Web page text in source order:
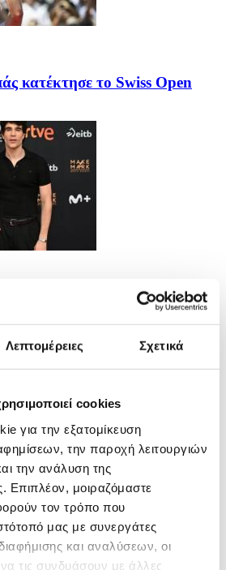
Λεπτομέρειες Σχετικά
cookies
για την εξατομίκευση
την παροχή λειτουργιών
την ανάλυση της
Επιπλέον, μοιραζόμαστε
τον τρόπο που
μας με συνεργάτες
και αναλύσεων, οι
τις συνδυάσουν με άλλες
κατέκτησε το Swiss Open
Σαν Σεμπαστιάν
Υπουργικό Συμβούλιο